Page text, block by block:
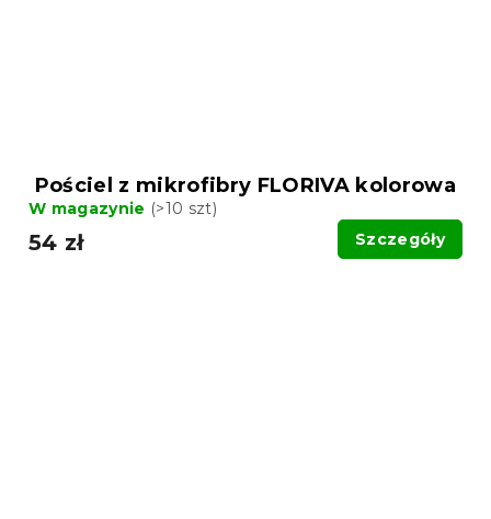
Pościel z mikrofibry FLORIVA kolorowa
W magazynie (>10 szt)
54 zł Szczegóły